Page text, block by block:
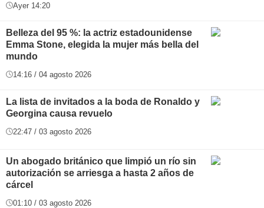
Ayer 14:20
Belleza del 95 %: la actriz estadounidense
Emma Stone, elegida la mujer más bella del
mundo
14:16 / 04 agosto 2026
La lista de invitados a la boda de Ronaldo y
Georgina causa revuelo
22:47 / 03 agosto 2026
Un abogado británico que limpió un río sin
autorización se arriesga a hasta 2 años de
cárcel
01:10 / 03 agosto 2026